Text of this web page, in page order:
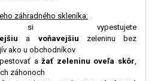
záhradného skleníka:
vypestujete
a voňavejšiu zeleninu bez
ako u obchodníkov
ažať zeleninu oveľa skôr
záhonoch